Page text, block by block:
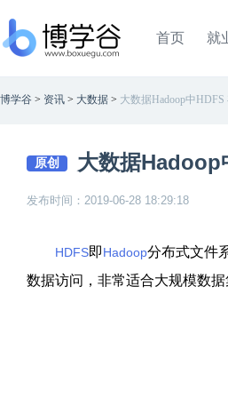
首页 就
博学谷 > 资讯 > 大数据 > 大数据Hadoop中HDFS
原创 大数据Hadoop
发布时间：2019-06-28 18:29:18
HDFS即Hadoop分布式文件
数据访问，非常适合大规模数